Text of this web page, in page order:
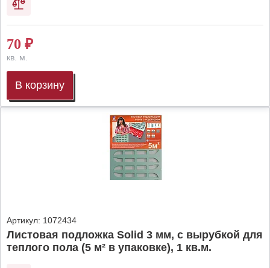
70 ₽
кв. м.
В корзину
Артикул: 1072434
Листовая подложка Solid 3 мм, с вырубкой для
теплого пола (5 м² в упаковке), 1 кв.м.